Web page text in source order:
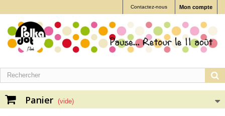
Mon compte
Contactez-nous
Panier (vide)